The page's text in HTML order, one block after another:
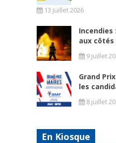
13 juillet 2026
Incendies
aux côtés
9 juillet
Grand
les
8 juillet
En Kiosque